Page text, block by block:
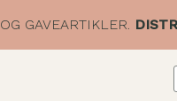
GAVEARTIKLER.